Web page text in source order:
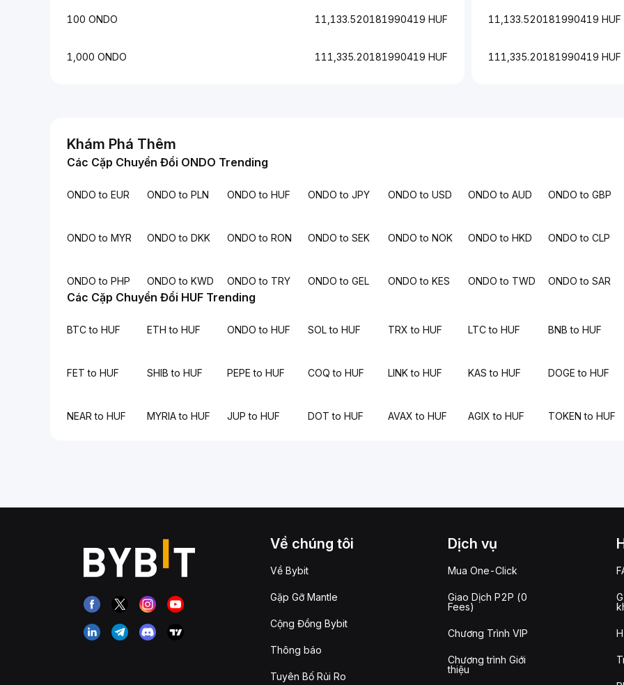
100 ONDO 11,133.520181990419 HUF
1,000 ONDO 111,335.20181990419 HUF
11,133.520181990419 HUF
111,335.20181990419 HUF
Khám Phá Thêm
Các Cặp Chuyển Đổi ONDO Trending
ONDO to EUR ONDO to PLN ONDO to HUF ONDO to JPY ONDO to USD ONDO to AUD ONDO to GBP
ONDO to MYR ONDO to DKK ONDO to RON ONDO to SEK ONDO to NOK ONDO to HKD ONDO to CLP
ONDO to PHP ONDO to KWD ONDO to TRY ONDO to GEL ONDO to KES ONDO to TWD ONDO to SAR
Các Cặp Chuyển Đổi HUF Trending
BTC to HUF ETH to HUF ONDO to HUF SOL to HUF TRX to HUF LTC to HUF BNB to HUF
FET to HUF SHIB to HUF PEPE to HUF COQ to HUF LINK to HUF KAS to HUF DOGE to HUF
NEAR to HUF MYRIA to HUF JUP to HUF DOT to HUF AVAX to HUF AGIX to HUF TOKEN to HUF
Về chúng tôi
Về Bybit
Gặp Gỡ Mantle
Cộng Đồng Bybit
Thông báo
Tuyên Bố Rủi Ro
Dịch vụ
Mua One-Click
Giao Dịch P2P (0
Fees)
Chương Trình VIP
Chương trình Giới
thiệu